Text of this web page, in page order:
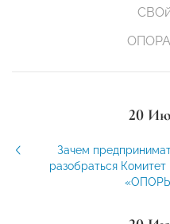
20
Зачем
разобраться